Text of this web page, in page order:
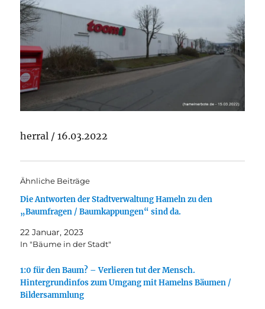
herral / 16.03.2022
Ähnliche Beiträge
Die Antworten der Stadtverwaltung Hameln zu den
„Baumfragen / Baumkappungen“ sind da.
22 Januar, 2023
In "Bäume in der Stadt"
1:0 für den Baum? – Verlieren tut der Mensch.
Hintergrundinfos zum Umgang mit Hamelns Bäumen /
Bildersammlung